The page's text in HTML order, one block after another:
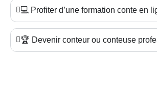
💻 Profiter d’une formation conte en
🏆 Devenir conteur ou conteuse